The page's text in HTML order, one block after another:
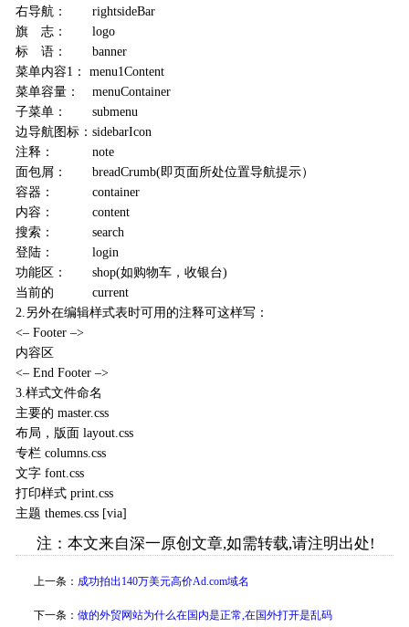
右导航： rightsideBar
旗 志： logo
标 语： banner
菜单内容1： menu1Content
菜单容量： menuContainer
子菜单： submenu
边导航图标：sidebarIcon
注释： note
面包屑： breadCrumb(即页面所处位置导航提示）
容器： container
内容： content
搜索： search
登陆： login
功能区： shop(如购物车，收银台)
当前的 current
2.另外在编辑样式表时可用的注释可这样写：
<– Footer –>
内容区
<– End Footer –>
3.样式文件命名
主要的 master.css
布局，版面 layout.css
专栏 columns.css
文字 font.css
打印样式 print.css
主题 themes.css [via]
注：本文来自深一原创文章,如需转载,请注明出处!
上一条： 成功拍出140万美元高价Ad.com域名
下一条： 做的外贸网站为什么在国内是正常,在国外打开是乱码